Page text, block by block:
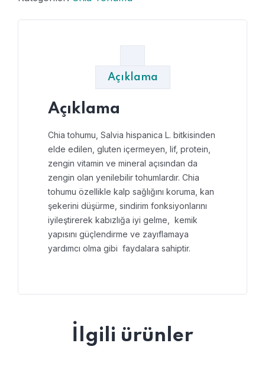
Açıklama
Açıklama
Chia tohumu, Salvia hispanica L. bitkisinden
elde edilen, gluten içermeyen, lif, protein,
zengin vitamin ve mineral açısından da
zengin olan yenilebilir tohumlardır. Chia
tohumu özellikle kalp sağlığını koruma, kan
şekerini düşürme, sindirim fonksiyonlarını
iyileştirerek kabızlığa iyi gelme, kemik
yapısını güçlendirme ve zayıflamaya
yardımcı olma gibi faydalara sahiptir.
İlgili ürünler